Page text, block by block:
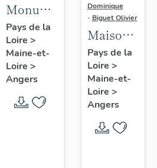
Monument
aux
morts,
église
paroissiale
Saint-
Joseph
Pays de la
Loire >
Maine-et-
Loire >
Angers
Dominique
- Biguet Olivier
Maisons
jumelles,
12 bis, 12
ter
boulevard
Arago
Pays de la
Loire >
Maine-et-
Loire >
Angers